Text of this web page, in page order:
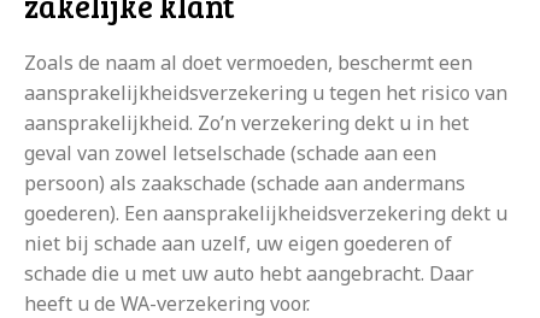
Zoals de naam al doet vermoeden, beschermt een
aansprakelijkheidsverzekering u tegen het risico van
aansprakelijkheid. Zo’n verzekering dekt u in het
geval van zowel letselschade (schade aan een
persoon) als zaakschade (schade aan andermans
goederen). Een aansprakelijkheidsverzekering dekt u
niet bij schade aan uzelf, uw eigen goederen of
schade die u met uw auto hebt aangebracht. Daar
heeft u de WA-verzekering voor.